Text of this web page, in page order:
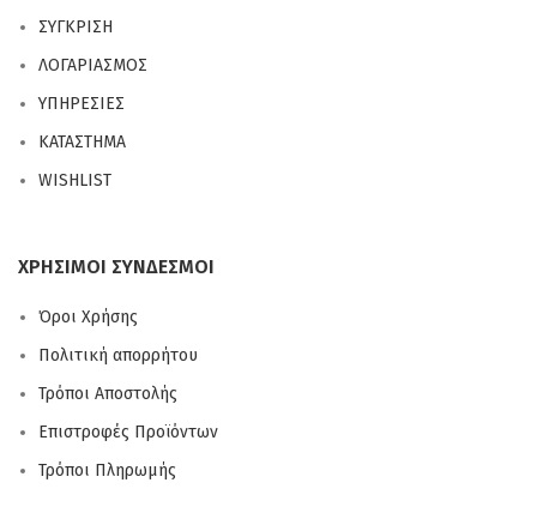
ΣΥΓΚΡΙΣΗ
ΛΟΓΑΡΙΑΣΜΟΣ
ΥΠΗΡΕΣΙΕΣ
ΚΑΤΑΣΤΗΜΑ
WISHLIST
ΧΡΗΣΙΜΟΙ ΣΥΝΔΕΣΜΟΙ
Όροι Χρήσης
Πολιτική απορρήτου
Τρόποι Αποστολής
Επιστροφές Προϊόντων
Τρόποι Πληρωμής